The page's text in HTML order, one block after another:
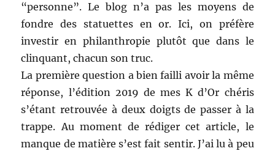
“personne”. Le blog n’a pas les moyens de
fondre des statuettes en or. Ici, on préfère
investir en philanthropie plutôt que dans le
clinquant, chacun son truc.
La première question a bien failli avoir la même
réponse, l’édition 2019 de mes K d’Or chéris
s’étant retrouvée à deux doigts de passer à la
trappe. Au moment de rédiger cet article, le
manque de matière s’est fait sentir. J’ai lu à peu